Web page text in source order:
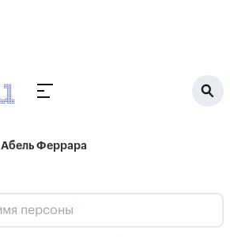
Абель Феррара